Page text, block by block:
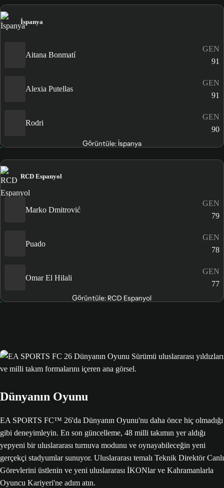
İspanya
Aitana Bonmatí
GEN
91
Alexia Putellas
GEN
91
Rodri
GEN
90
Görüntüle: İspanya
RCD Espanyol
Marko Dmitrović
GEN
79
Puado
GEN
78
Omar El Hilali
GEN
77
Görüntüle: RCD Espanyol
Dünyanın Oyunu
EA SPORTS FC™ 26'da Dünyanın Oyunu'nu daha önce hiç olmadığı
gibi deneyimleyin. En son güncelleme, 48 milli takımın yer aldığı
yepyeni bir uluslararası turnuva modunu ve oynayabileceğin yeni
gerçekçi stadyumlar sunuyor. Uluslararası temalı Teknik Direktör Canlı
Görevlerini üstlenin ve yeni uluslararası İKONlar ve Kahramanlarla
Oyuncu Kariyeri'ne adım atın.